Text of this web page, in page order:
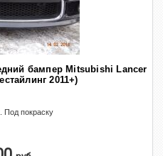
бампер Mitsubishi Lancer
2011+)
Под покраску